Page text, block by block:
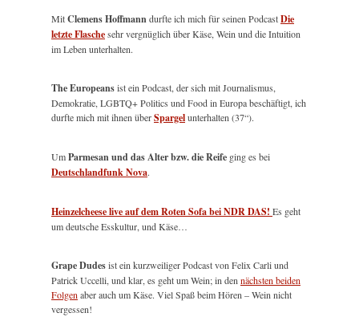
MitClemens Hoffmanndurfte ich mich für seinen PodcastDie
letzte Flaschesehr vergnüglich über Käse, Wein und die Intuition
im Leben unterhalten.
The Europeansist ein Podcast, der sich mit Journalismus,
Demokratie, LGBTQ+ Politics und Food in Europa beschäftigt, ich
durfte mich mit ihnen überSpargelunterhalten (37“).
UmParmesan und das Alter bzw. die Reife ging es bei
Deutschlandfunk Nova.
Heinzelcheese live auf dem Roten Sofa bei NDR DAS! Es geht
um deutsche Esskultur, und Käse…
Grape Dudesist ein kurzweiliger Podcast von Felix Carli und
Patrick Uccelli, und klar, es geht um Wein; in dennächsten beiden
Folgenaber auch um Käse. Viel Spaß beim Hören – Wein nicht
vergessen!